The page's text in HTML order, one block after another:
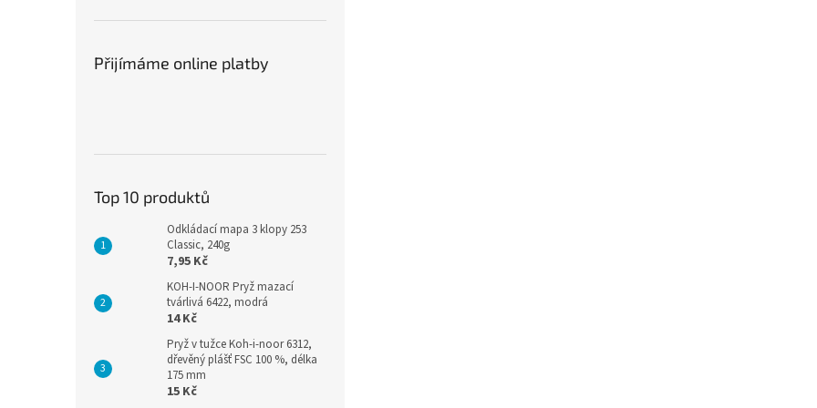
Přijímáme online platby
Top 10 produktů
Odkládací mapa 3 klopy 253
Classic, 240g
7,95 Kč
KOH-I-NOOR Pryž mazací
tvárlivá 6422, modrá
14 Kč
Pryž v tužce Koh-i-noor 6312,
dřevěný plášť FSC 100 %, délka
175 mm
15 Kč
ručnímu odtržení je ideální
v domácnosti i provozu.
vlhkých prostor, kde je
řešení montáže. Umožňuje